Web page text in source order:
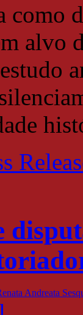
como
alvo
Andreata